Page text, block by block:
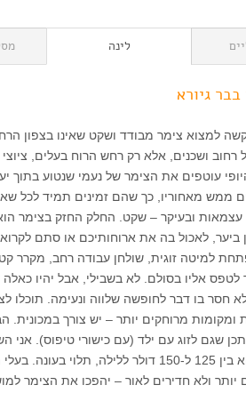
לינה
גיורא
למצוא צימר מבודד ושקט שאינו בצפון
ושכנים, אלא רק רחש הרוח בעלים, ציוצי
עוטפים את הצימר של נעמי שנטוע בתוך
ממש מאחוריו, כך שהם זמינים תמיד לכל
ובעיקר – שקט. החלק החזק בצימר
ביער, לאכול בה את ארוחותיכם או סתם
למיטה זוגית, שולחן עבודה רחב, מקרר קטן
אליו בסולם. לא בשבילי, אבל יהיו כאלה
חסר בו דבר לחופשה שלווה ונעימה. תוכלו
ומקומות מרוחקים יותר – יש צורך
שגם לזוג עם ילד (עם כישורי טיפוס).
נהדר. מחירו הוא בין 125 ל-150 דולר
יותר ולא חדירים לאור – יהפכו את הצימר